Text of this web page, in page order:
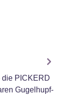
die PICKERD
Gugelhupf-